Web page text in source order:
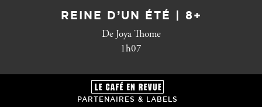
REINE D’UN ÉTÉ | 8+
De Joya Thome
1h07
PARTENAIRES & LABELS